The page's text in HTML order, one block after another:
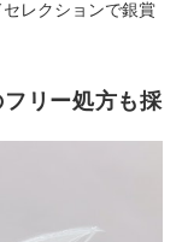
レクションで銀賞
リー処方も採